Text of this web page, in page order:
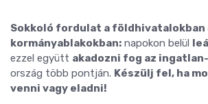
Sokkoló fordulat a földhivatalokban
kormányablakokban: napokon belül
ezzel együtt akadozni fog az
ország több pontján. Készülj fel, ha
venni vagy eladni!